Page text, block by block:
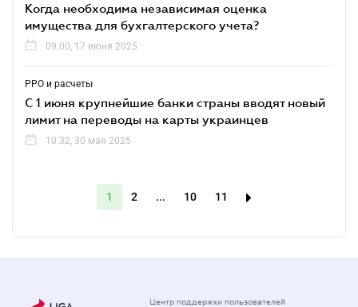
Когда необходима независимая оценка
имущества для бухгалтерского учета?
09.00, 17 июня 2025
РРО и расчеты
С 1 июня крупнейшие банки страны вводят новый
лимит на переводы на карты украинцев
10.32, 30 мая 2025
1 2 ... 10 11
Центр поддержки пользователей